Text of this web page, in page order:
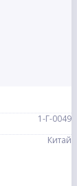
1-Г-0049
Китай